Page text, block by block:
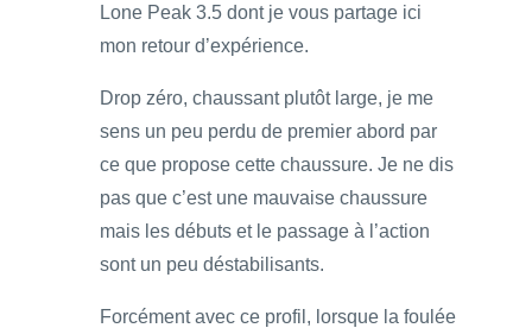
Lone Peak 3.5 dont je vous partage ici
mon retour d’expérience.
Drop zéro, chaussant plutôt large, je me
sens un peu perdu de premier abord par
ce que propose cette chaussure. Je ne dis
pas que c’est une mauvaise chaussure
mais les débuts et le passage à l’action
sont un peu déstabilisants.
Forcément avec ce profil, lorsque la foulée